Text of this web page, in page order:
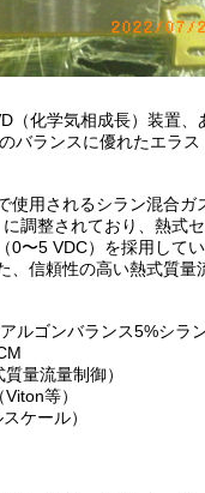
（化学気相成長）装置
バランスに優れたエラ
使用されるシラン混合
調整されており、熱式
0〜5 VDC）を採用して
信頼性の高い熱式質量
ルゴンバランス5%シラ
量流量制御）
等）
ケール）